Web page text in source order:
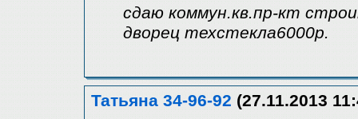
сдаю коммун.кв.пр-кт
дворец техстекла6000р.
Татьяна 34-96-92 (27.11.2013